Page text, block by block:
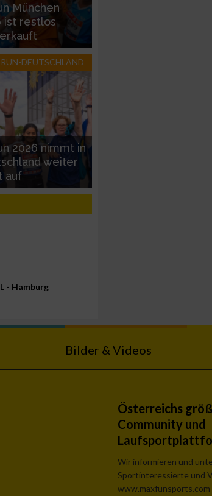
München
ist restlos
RUN-DEUTSCHLAND
2026 nimmt in
weiter
auf
- Hamburg
Bilder & Videos
Österreichs
Community und
Wir informieren und
Sportinteressierte und